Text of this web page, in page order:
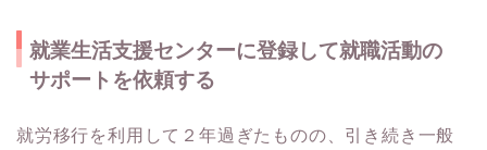
就業生活支援センターに登録して就職活動の
サポートを依頼する
就労移行を利用して２年過ぎたものの、引き続き一般